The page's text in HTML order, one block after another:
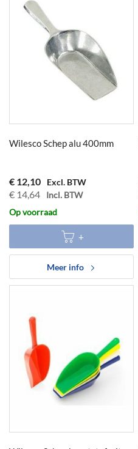
Wilesco Schep alu 400mm
€ 14,64
€ 12,10
Meer info
Op voorraad